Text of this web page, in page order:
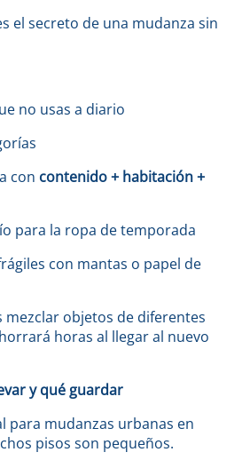
el secreto de una mudanza sin
no usas a diario
con contenido + habitación +
para la ropa de temporada
con mantas o papel de
objetos de diferentes
horas al llegar al nuevo
y qué guardar
para mudanzas urbanas en
pisos son pequeños.